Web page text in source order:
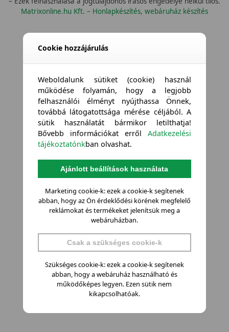
Matrixonline.hu Kft. – Honlapkészítés, webáruház készítés
Cookie hozzájárulás
Weboldalunk sütiket (cookie) használ
működése folyamán, hogy a legjobb
felhasználói élményt nyújthassa Önnek,
továbbá látogatottsága mérése céljából. A
sütik használatát bármikor letilthatja!
Bővebb információkat errőlAdatkezelési
tájékoztatónkban olvashat.
Ajánlott beállítások használata
Marketing cookie-k: ezek a cookie-k segítenek
abban, hogy az Ön érdeklődési körének megfelelő
reklámokat és termékeket jelenítsük meg a
webáruházban.
Csak a szükséges cookie-k
Szükséges cookie-k: ezek a cookie-k segítenek
abban, hogy a webáruház használható és
működőképes legyen. Ezen sütik nem
kikapcsolhatóak.